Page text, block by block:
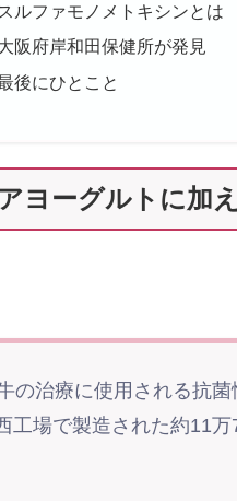
スルファモノメトキシンとは
阪府岸和田保健所が発見
後にひとこと
ヨーグルトに加
の治療に使用される抗
工場で製造された約11